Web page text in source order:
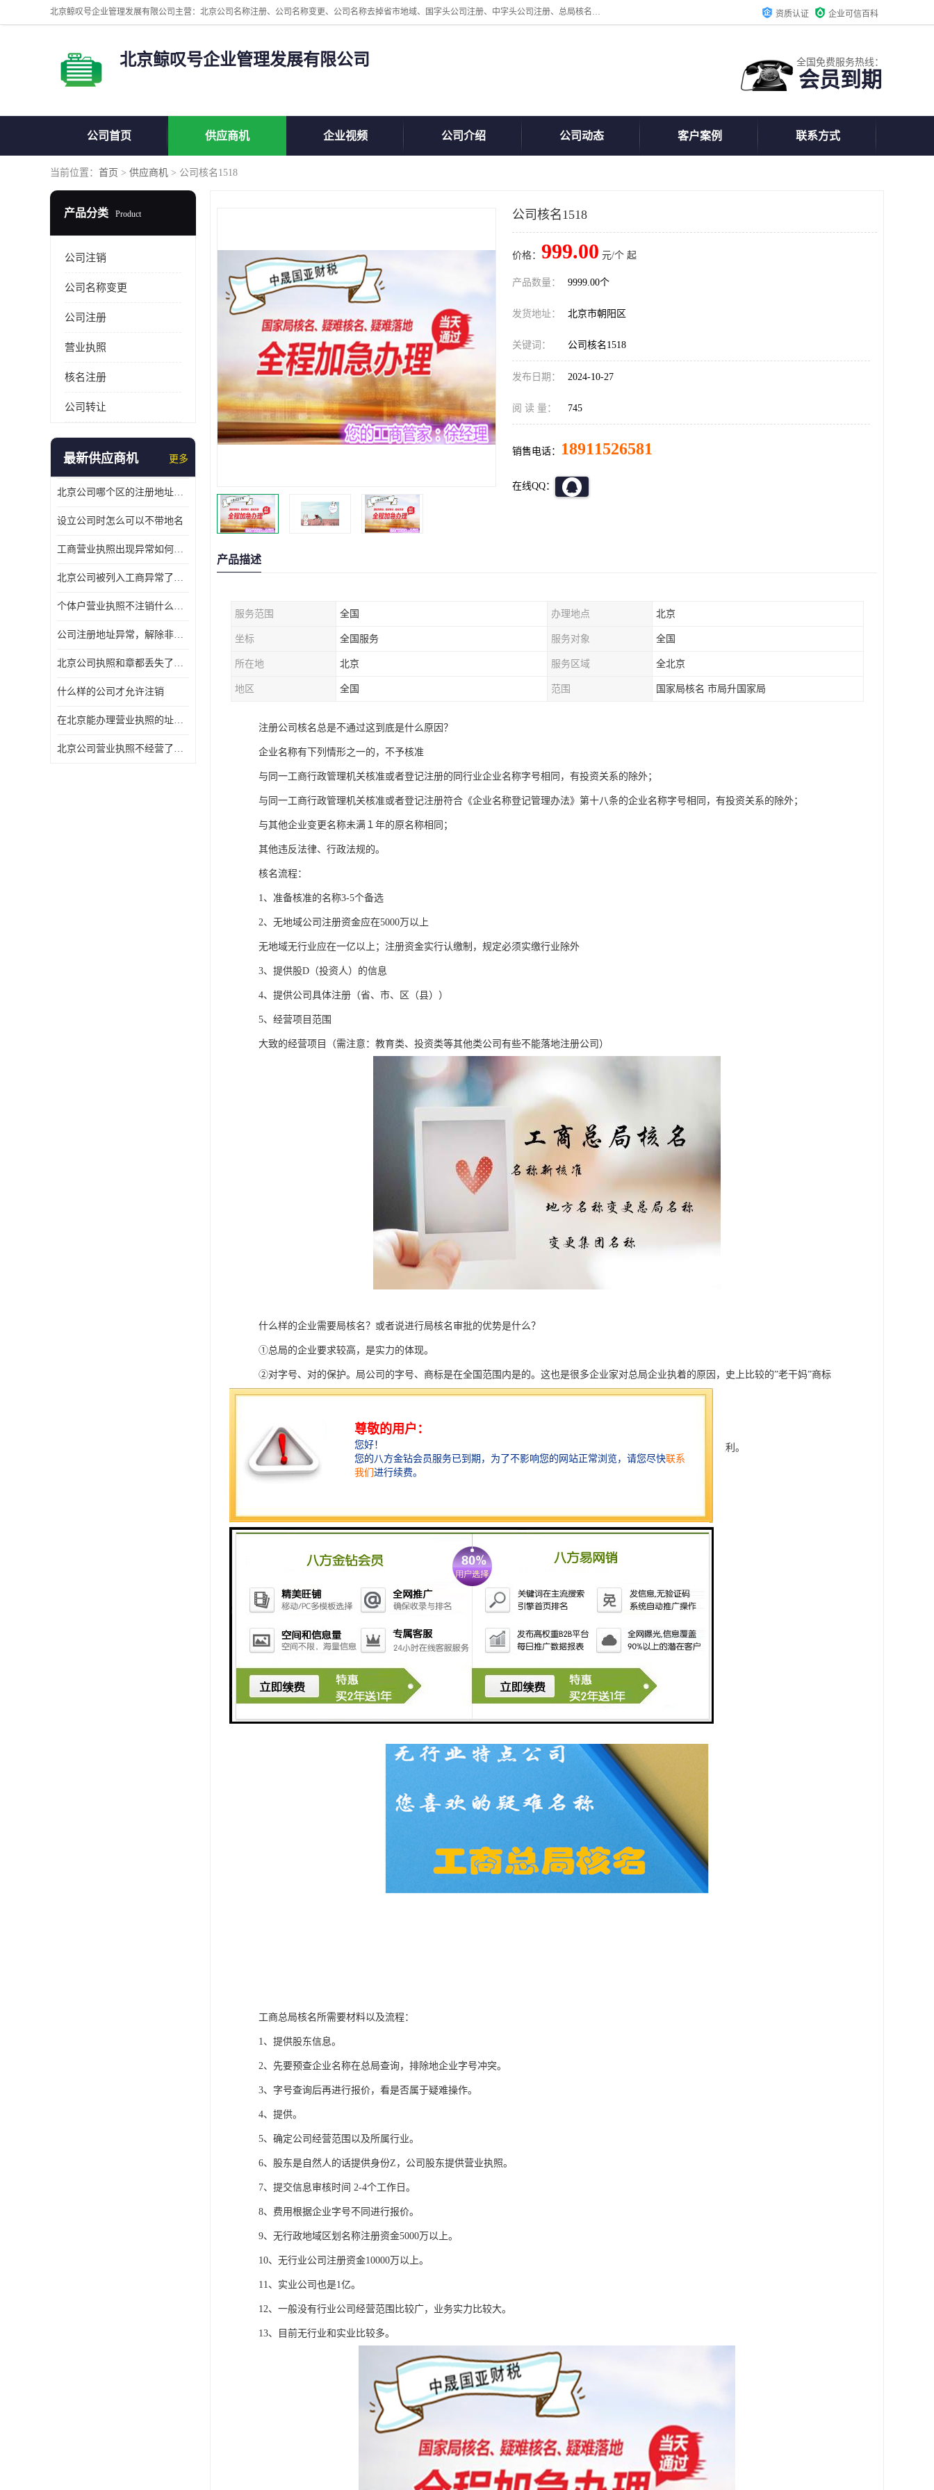
北京鲸叹号企业管理发展有限公司主营：北京公司名称注册、公司名称变更、公司名称去掉省市地域、国字头公司注册、中字头公司注册、总局核名注册等业务，全国统一热线电话：*。北京鲸叹号企业管理发展有限公司在职员工51人，我们有zui好的产品和技术团队，我们为客户提供较好的产品，良好的技术支持，健全的售后服务。 资质认证 企业可信百科
北京鲸叹号企业管理发展有限公司 全国免费服务热线：
会员到期
公司首页 供应商机 企业视频 公司介绍 公司动态 客户案例 联系方式
当前位置： 首页 > 供应商机 > 公司核名1518
产品分类 Product
公司注销
公司名称变更
公司注册
营业执照
核名注册
公司转让
最新供应商机 更多
北京公司哪个区的注册地址靠谱
设立公司时怎么可以不带地名
工商营业执照出现异常如何处理
北京公司被列入工商异常了该怎么处理呢？
个体户营业执照不注销什么后果？
公司注册地址异常，解除非正常所需资料及流程
北京公司执照和章都丢失了怎么注销
什么样的公司才允许注销
在北京能办理营业执照的址什么费用
北京公司营业执照不经营了一定要注销吗
公司核名1518
价格： 999.00 元/个 起
产品数量： 9999.00个
发货地址： 北京市朝阳区
关键词： 公司核名1518
发布日期： 2024-10-27
阅 读 量： 745
销售电话： 18911526581
在线QQ：
产品描述
服务范围 全国 办理地点 北京
坐标 全国服务 服务对象 全国
所在地 北京 服务区域 全北京
地区 全国 范围 国家局核名 市局升国家局
注册公司核名总是不通过这到底是什么原因？
企业名称有下列情形之一的，不予核准
与同一工商行政管理机关核准或者登记注册的同行业企业名称字号相同，有投资关系的除外；
与同一工商行政管理机关核准或者登记注册符合《企业名称登记管理办法》第十八条的企业名称字号相同，有投资关系的除外；
与其他企业变更名称未满１年的原名称相同；
其他违反法律、行政法规的。
核名流程：
1、准备核准的名称3-5个备选
2、无地域公司注册资金应在5000万以上
无地域无行业应在一亿以上；注册资金实行认缴制，规定必须实缴行业除外
3、提供股D（投资人）的信息
4、提供公司具体注册（省、市、区（县））
5、经营项目范围
大致的经营项目（需注意：教育类、投资类等其他类公司有些不能落地注册公司）
什么样的企业需要局核名？或者说进行局核名审批的优势是什么？
①总局的企业要求较高，是实力的体现。
②对字号、对的保护。局公司的字号、商标是在全国范围内是的。这也是很多企业家对总局企业执着的原因，史上比较的”老干妈”商标
案是如此。
③夸地域经营受限制降低，大部分企业不可能在注册地经营。跨地域障碍降低增加了便利。
以上三点是比较重要的。简单来说，无行政区域特有面子。保护我的是我的你拿不走。夸地域经营方便相当便利。
工商总局核名所需要材料以及流程：
1、提供股东信息。
2、先要预查企业名称在总局查询，排除地企业字号冲突。
3、字号查询后再进行报价，看是否属于疑难操作。
4、提供。
5、确定公司经营范围以及所属行业。
6、股东是自然人的话提供身份Z，公司股东提供营业执照。
7、提交信息审核时间 2-4个工作日。
8、费用根据企业字号不同进行报价。
9、无行政地域区划名称注册资金5000万以上。
10、无行业公司注册资金10000万以上。
11、实业公司也是1亿。
12、一般没有行业公司经营范围比较广，业务实力比较大。
13、目前无行业和实业比较多。